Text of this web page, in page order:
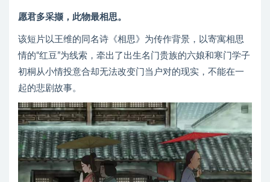
愿君多采撷，此物最相思。
该短片以王维的同名诗《相思》为传作背景，以寄寓相思
情的“红豆”为线索，牵出了出生名门贵族的六娘和寒门学子
初桐从小情投意合却无法改变门当户对的现实，不能在一
起的悲剧故事。